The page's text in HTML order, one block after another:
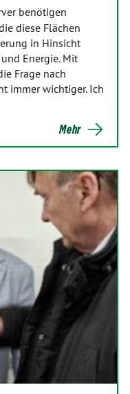
benötigen
diese Flächen
in Hinsicht
Energie. Mit
Frage nach
immer wichtiger. Ich
Mehr